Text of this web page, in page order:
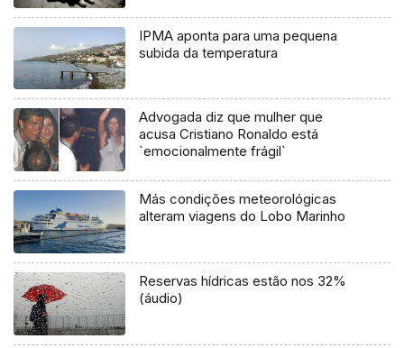
IPMA aponta para uma pequena
subida da temperatura
Advogada diz que mulher que
acusa Cristiano Ronaldo está
`emocionalmente frágil`
Más condições meteorológicas
alteram viagens do Lobo Marinho
Reservas hídricas estão nos 32%
(áudio)